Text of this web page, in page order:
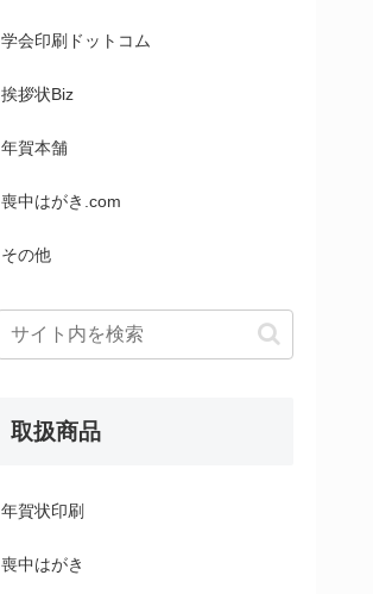
学会印刷ドットコム
挨拶状Biz
年賀本舗
喪中はがき.com
その他
取扱商品
年賀状印刷
喪中はがき